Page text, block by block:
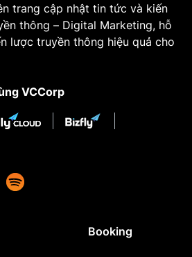
trang cập nhật tin tức và kiến
thông – Digital Marketing, hỗ
lược truyền thông hiệu quả cho
VCCorp
Booking